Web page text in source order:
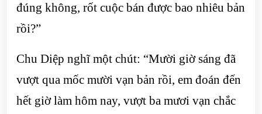
đúng không, rốt cuộc bán được bao nhiêu bản
rồi?”
Chu Diệp nghĩ một chút: “Mười giờ sáng đã
vượt qua mốc mười vạn bản rồi, em đoán đến
hết giờ làm hôm nay, vượt ba mươi vạn chắc